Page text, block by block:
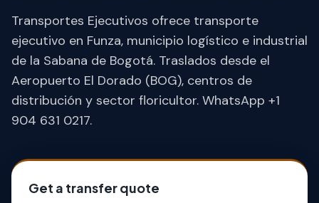
Transportes Ejecutivos ofrece transporte
ejecutivo en Funza, municipio logístico e industrial
de la Sabana de Bogotá. Traslados desde el
Aeropuerto El Dorado (BOG), centros de
distribución y sector floricultor. WhatsApp +1
904 631 0217.
Get a transfer quote